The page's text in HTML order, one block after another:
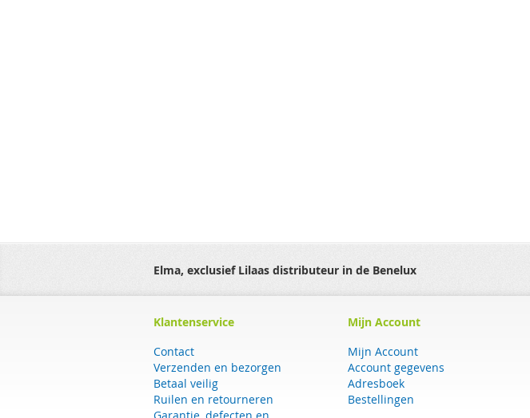
Elma, exclusief Lilaas distributeur in de Benelux
Klantenservice
Contact
Verzenden en bezorgen
Betaal veilig
Ruilen en retourneren
Mijn Account
Mijn Account
Account gegevens
Adresboek
Bestellingen